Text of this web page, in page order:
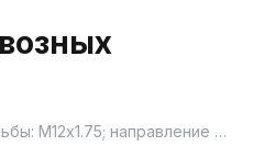
Предназначен для сквозных отверстий; материал - быстрорежущая сталь М2, аналог Р6М5: HSS-G; тип получаемой резьбы: M/MF; форма получаемой резьбы: М12х1.75; направление получаемое резьбы: R; спиральная подточка для эвакуации стружки вперед по направлению подачи; стандарт DIN 371/374; тип заборного конуса: FORM C